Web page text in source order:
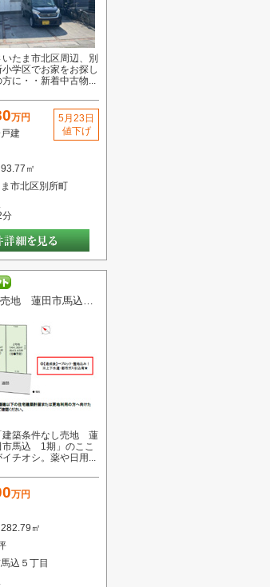
いたま市北区周辺、別
小学区でお家をお探し
方に・・新着中古物...
万円
建
㎡
市北区別所町
分
5月23日
値下げ
建築条件なし売地 蓮田市馬込 1期
建築条件なし売地 蓮
市馬込 1期」のここ
イチオシ。薬や日用...
万円
㎡
込５丁目